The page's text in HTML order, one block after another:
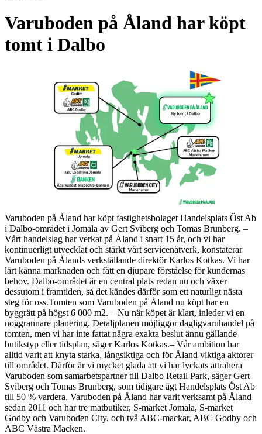
Varuboden på Åland har köpt
tomt i Dalbo
Varuboden på Åland har köpt fastighetsbolaget Handelsplats Öst Ab
i Dalbo-området i Jomala av Gert Sviberg och Tomas Brunberg. –
Vårt handelslag har verkat på Åland i snart 15 år, och vi har
kontinuerligt utvecklat och stärkt vårt servicenätverk, konstaterar
Varuboden på Ålands verkställande direktör Karlos Kotkas. Vi har
lärt känna marknaden och fått en djupare förståelse för kundernas
behov. Dalbo-området är en central plats redan nu och växer
dessutom i framtiden, så det kändes därför som ett naturligt nästa
steg för oss.Tomten som Varuboden på Åland nu köpt har en
byggrätt på högst 6 000 m2. – Nu när köpet är klart, inleder vi en
noggrannare planering. Detaljplanen möjliggör dagligvaruhandel på
tomten, men vi har inte fattat några exakta beslut ännu gällande
butikstyp eller tidsplan, säger Karlos Kotkas.– Vår ambition har
alltid varit att knyta starka, långsiktiga och för Åland viktiga aktörer
till området. Därför är vi mycket glada att vi har lyckats attrahera
Varuboden som samarbetspartner till Dalbo Retail Park, säger Gert
Sviberg och Tomas Brunberg, som tidigare ägt Handelsplats Öst Ab
till 50 % vardera. Varuboden på Åland har varit verksamt på Åland
sedan 2011 och har tre matbutiker, S-market Jomala, S-market
Godby och Varuboden City, och två ABC-mackar, ABC Godby och
ABC Västra Macken.